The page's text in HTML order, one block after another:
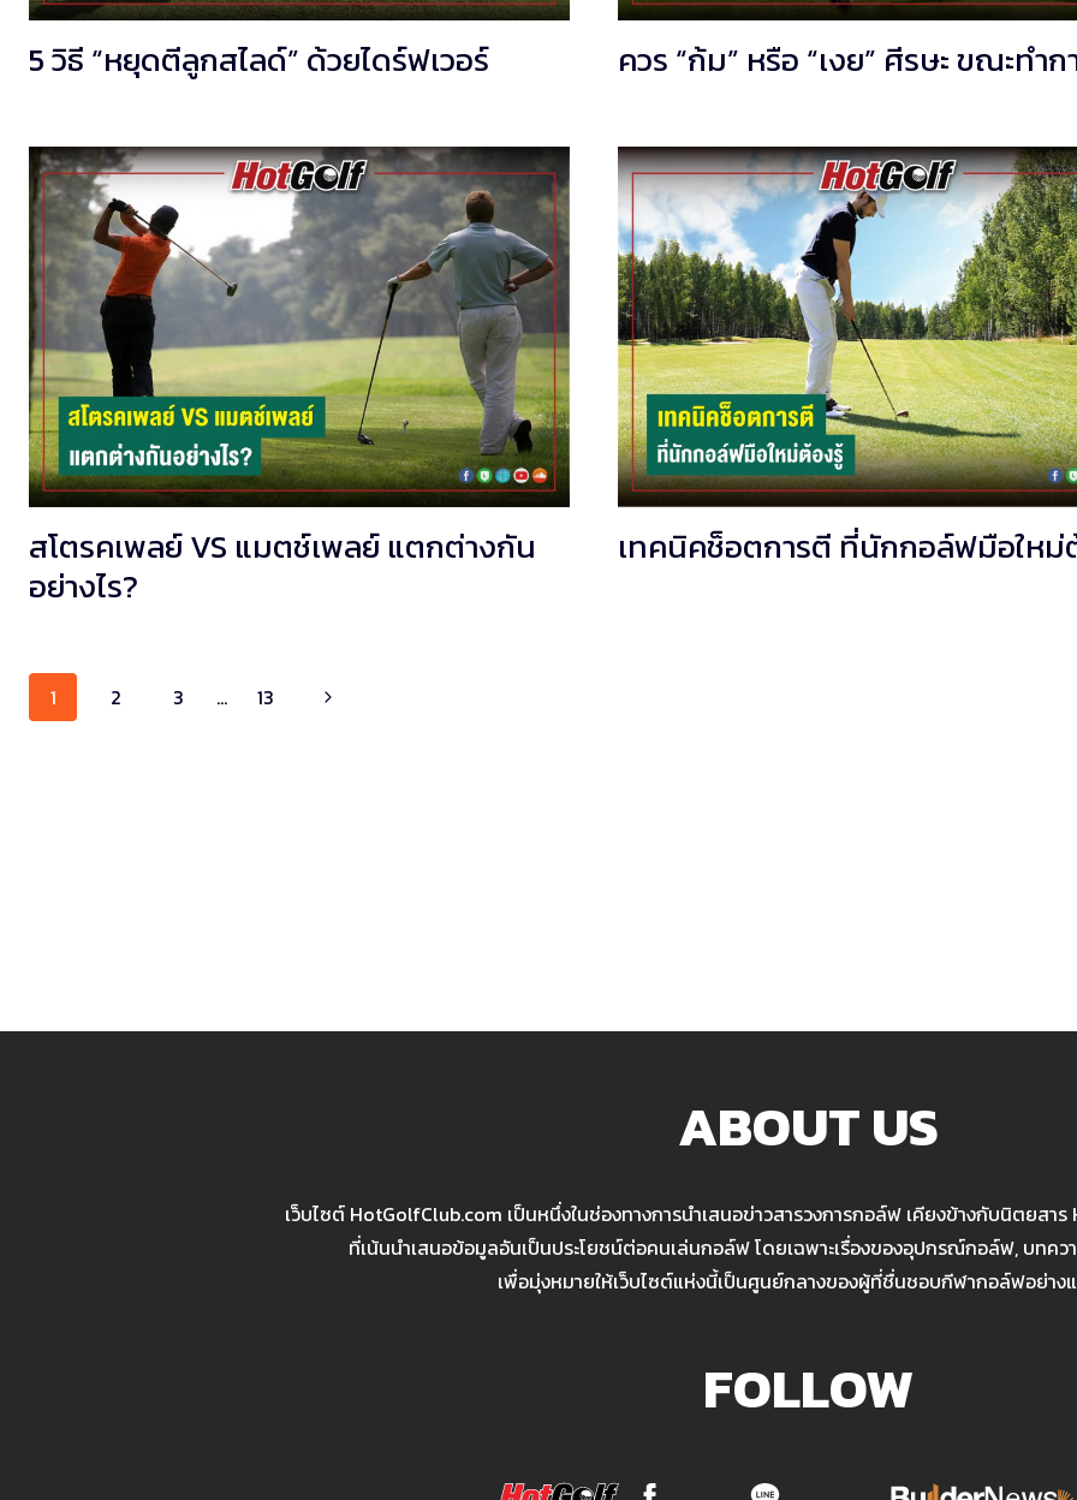
5 วิธี “หยุดตีลูกสไลด์” ด้วยไดร์ฟเวอร์ ควร “ก้ม” หรือ “เงย” ศีรษะ ขณะทำ
สโตรคเพลย์ VS แมตช์เพลย์ แตกต่างกัน
อย่างไร?
เทคนิคช็อตการตี ที่นักกอล์ฟมือใหม่
Page
1 2 3 … 13
ABOUT US
เว็บไซต์ HotGolfClub.com เป็นหนึ่งในช่องทางการนำเสนอข่าวสารวงการกอล์ฟ เคียงข้างกับนิตยส
ที่เน้นนำเสนอข้อมูลอันเป็นประโยชน์ต่อคนเล่นกอล์ฟ โดยเฉพาะเรื่องของอุปกรณ์กอล์ฟ, บทคว
เพื่อมุ่งหมายให้เว็บไซต์แห่งนี้เป็นศูนย์กลางของผู้ที่ชื่นชอบกีฬากอล์ฟอย่าง
FOLLOW